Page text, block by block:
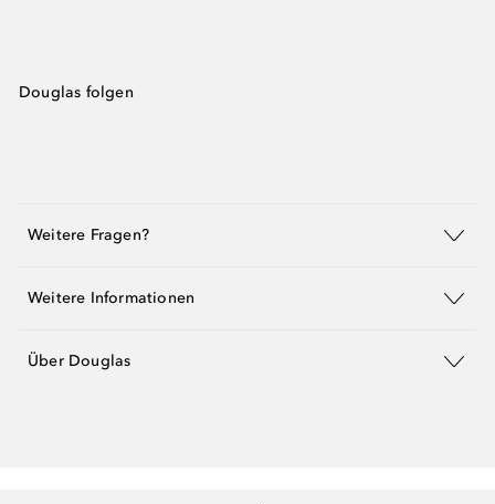
Douglas folgen
Weitere Fragen?
Weitere Informationen
Über Douglas